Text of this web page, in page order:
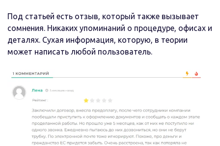
Под статьей есть отзыв, который также вызывает
сомнения. Никаких упоминаний о процедуре, офисах и
деталях. Сухая информация, которую, в теории
может написать любой пользователь.